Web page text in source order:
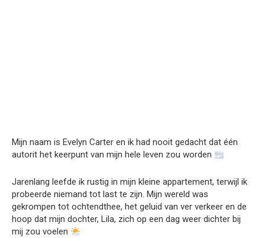
Mijn naam is Evelyn Carter en ik had nooit gedacht dat één
autorit het keerpunt van mijn hele leven zou worden
Jarenlang leefde ik rustig in mijn kleine appartement, terwijl ik
probeerde niemand tot last te zijn. Mijn wereld was
gekrompen tot ochtendthee, het geluid van ver verkeer en de
hoop dat mijn dochter, Lila, zich op een dag weer dichter bij
mij zou voelen